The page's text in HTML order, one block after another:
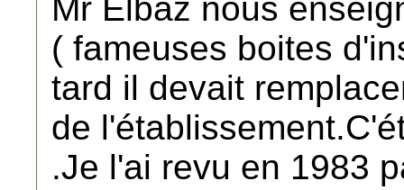
Mr Elbaz nous
( fameuses boites
tard il devait
de
.Je l'ai revu en 1983